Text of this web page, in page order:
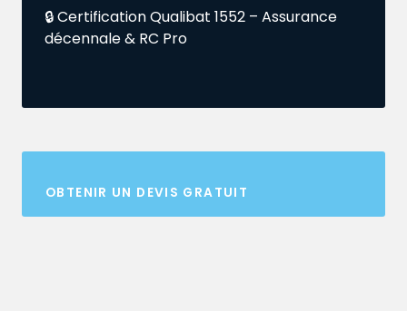
🔒 Certification Qualibat 1552 – Assurance
décennale & RC Pro
OBTENIR UN DEVIS GRATUIT